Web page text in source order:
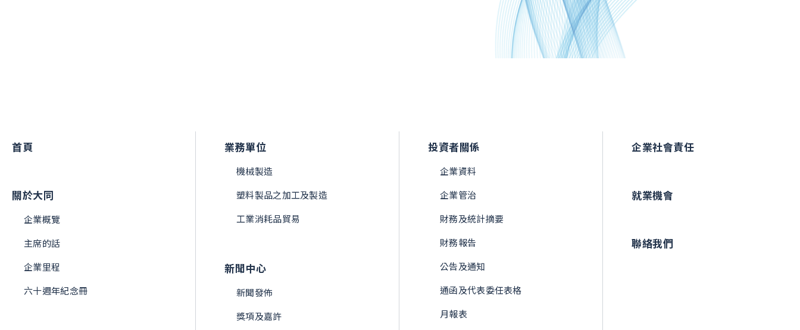
首頁
關於大同
企業概覽
主席的話
企業里程
六十週年紀念冊
業務單位
機械製造
塑料製品之加工及製造
工業消耗品貿易
新聞中心
新聞發佈
獎項及嘉許
投資者關係
企業資料
企業管治
財務及統計摘要
財務報告
公告及通知
通函及代表委任表格
月報表
企業社會責任
就業機會
聯絡我們